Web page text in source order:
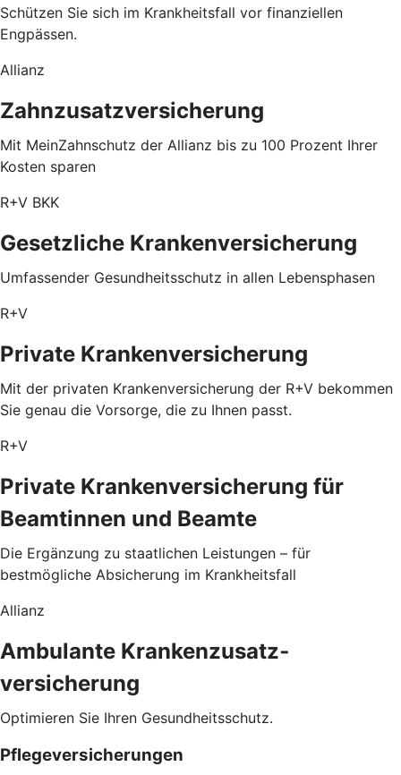
Schützen Sie sich im Krankheitsfall vor finanziellen
Engpässen.
Allianz
Zahnzusatzversicherung
Mit MeinZahnschutz der Allianz bis zu 100 Prozent Ihrer
Kosten sparen
R+V BKK
Gesetzliche Krankenversicherung
Umfassender Gesundheitsschutz in allen Lebensphasen
R+V
Private Krankenversicherung
Mit der privaten Krankenversicherung der R+V bekommen
Sie genau die Vorsorge, die zu Ihnen passt.
R+V
Private Krankenversicherung für
Beamtinnen und Beamte
Die Ergänzung zu staatlichen Leistungen – für
bestmögliche Absicherung im Krankheitsfall
Allianz
Ambulante Kranken­zusatz­
versicherung
Optimieren Sie Ihren Gesundheitsschutz.
Pflegeversicherungen